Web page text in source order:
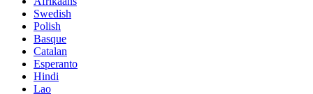
Swedish
Polish
Basque
Catalan
Esperanto
Hindi
Lao